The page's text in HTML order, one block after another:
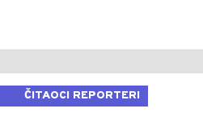
ČITAOCI REPORTERI